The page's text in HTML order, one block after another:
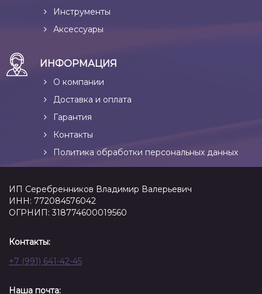
Инструменты
Аксессуары
ИНФОРМАЦИЯ
О компании
Доставка и оплата
Гарантия
Контакты
Политика обработки персональных данных
ИП Серебренников Владимир Валерьевич
ИНН: 772084576042
ОГРНИП: 318774600019560
Контакты:
+7 (991) 641-42-45
Наша почта: